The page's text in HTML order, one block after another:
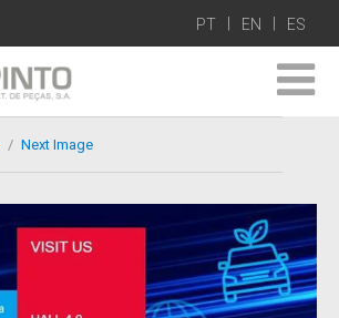
PT EN ES
Next Image